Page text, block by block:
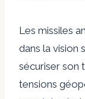
Les missiles
dans la vision
sécuriser son
tensions